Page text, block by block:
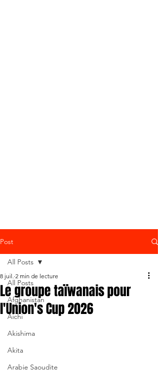
Post
All Posts
Afghanistan
Aichi
Akishima
Akita
Arabie Saoudite
All Posts
Le groupe taïwanais pour
l'Union's Cup 2026
8 juil. 2 min de lecture